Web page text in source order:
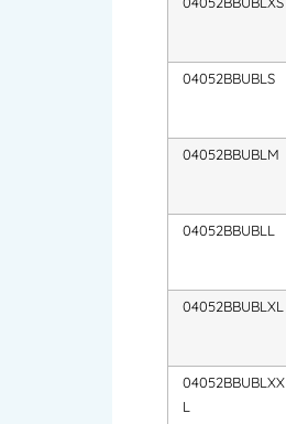
04052BBUBLS
04052BBUBLM
04052BBUBLL
04052BBUBLXL
04052BBUBLXX
L